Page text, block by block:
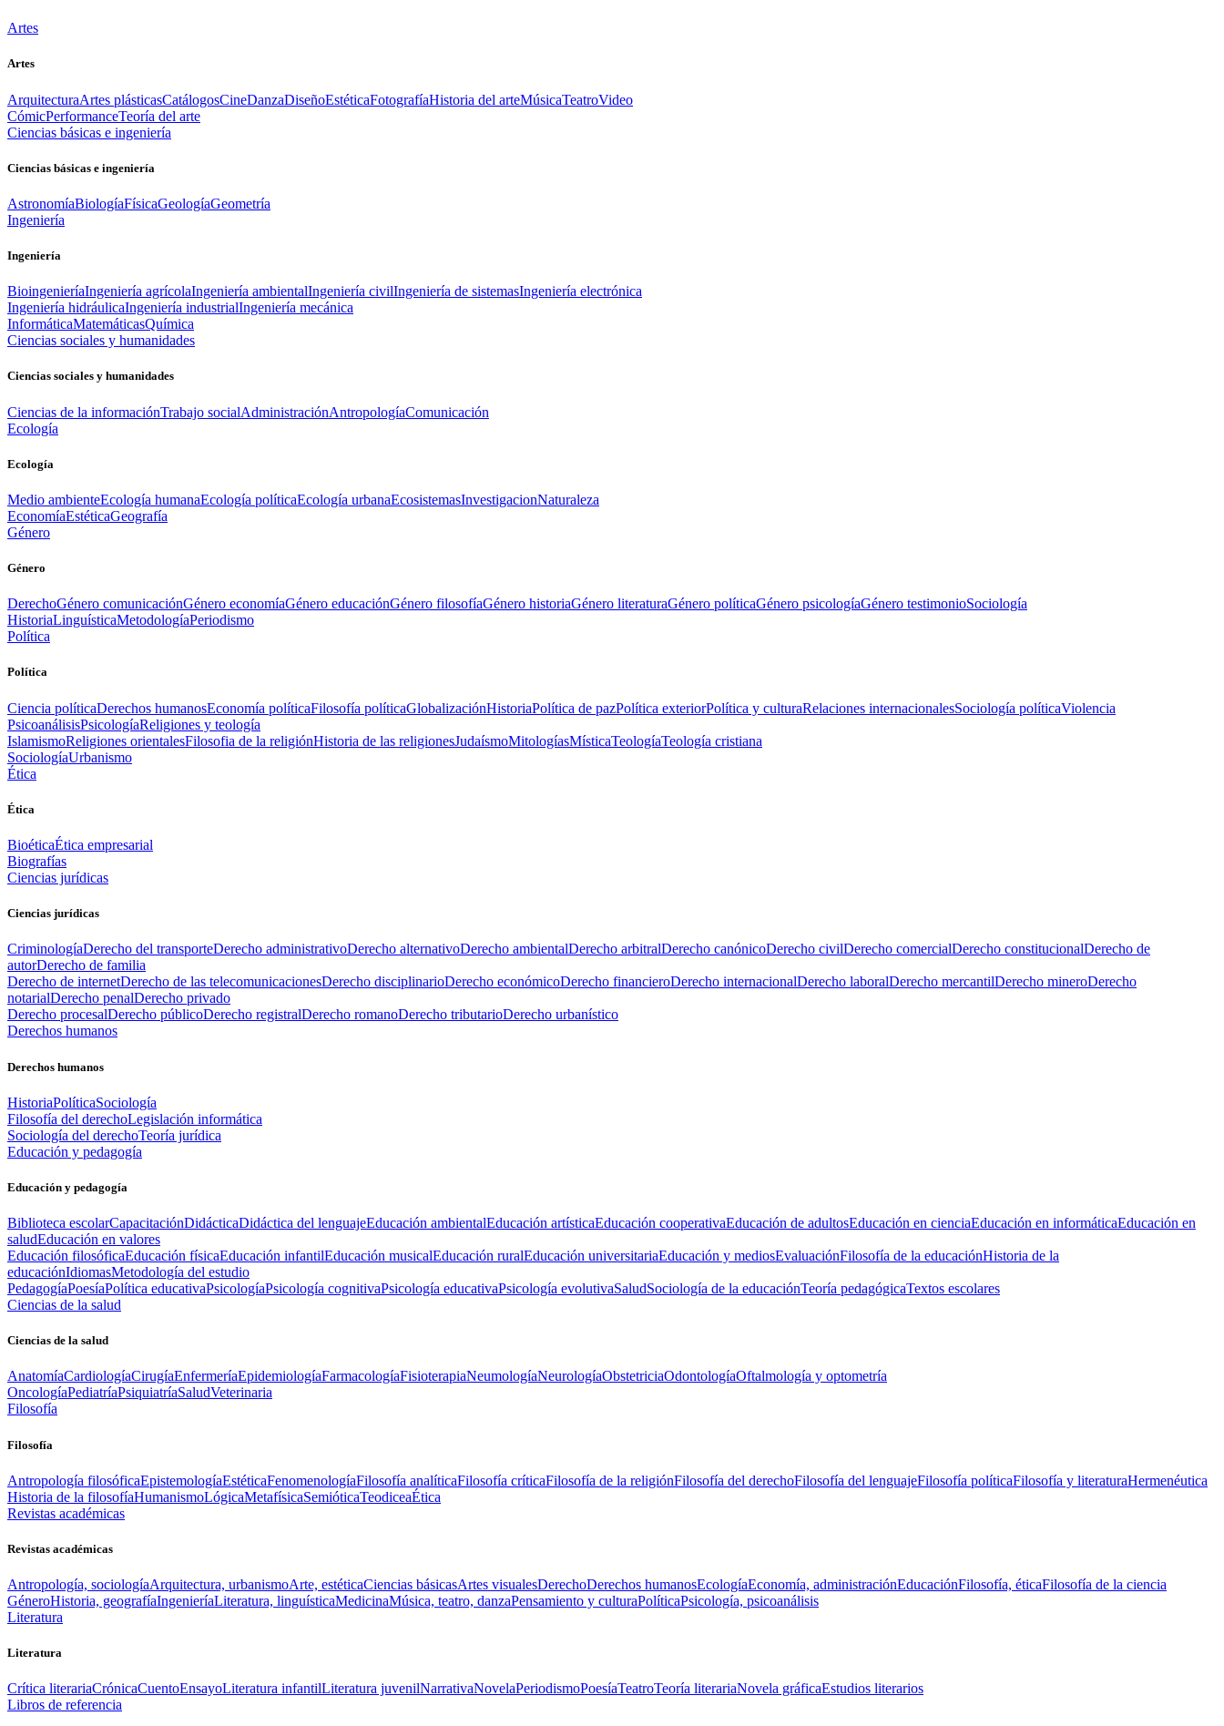
Artes
Artes
ArquitecturaArtes plásticasCatálogosCineDanzaDiseñoEstéticaFotografíaHistoria del arteMúsicaTeatroVideo
CómicPerformanceTeoría del arte
Ciencias básicas e ingeniería
Ciencias básicas e ingeniería
AstronomíaBiologíaFísicaGeologíaGeometría
Ingeniería
Ingeniería
BioingenieríaIngeniería agrícolaIngeniería ambientalIngeniería civilIngeniería de sistemasIngeniería electrónica
Ingeniería hidráulicaIngeniería industrialIngeniería mecánica
InformáticaMatemáticasQuímica
Ciencias sociales y humanidades
Ciencias sociales y humanidades
Ciencias de la informaciónTrabajo socialAdministraciónAntropologíaComunicación
Ecología
Ecología
Medio ambienteEcología humanaEcología políticaEcología urbanaEcosistemasInvestigacionNaturaleza
EconomíaEstéticaGeografía
Género
Género
DerechoGénero comunicaciónGénero economíaGénero educaciónGénero filosofíaGénero historiaGénero literaturaGénero políticaGénero psicologíaGénero testimonioSociología
HistoriaLinguísticaMetodologíaPeriodismo
Política
Política
Ciencia políticaDerechos humanosEconomía políticaFilosofía políticaGlobalizaciónHistoriaPolítica de pazPolítica exteriorPolítica y culturaRelaciones internacionalesSociología políticaViolencia
PsicoanálisisPsicologíaReligiones y teología
IslamismoReligiones orientalesFilosofia de la religiónHistoria de las religionesJudaísmoMitologíasMísticaTeologíaTeología cristiana
SociologíaUrbanismo
Ética
Ética
BioéticaÉtica empresarial
Biografías
Ciencias jurídicas
Ciencias jurídicas
CriminologíaDerecho del transporteDerecho administrativoDerecho alternativoDerecho ambientalDerecho arbitralDerecho canónicoDerecho civilDerecho comercialDerecho constitucionalDerecho de
autorDerecho de familia
Derecho de internetDerecho de las telecomunicacionesDerecho disciplinarioDerecho económicoDerecho financieroDerecho internacionalDerecho laboralDerecho mercantilDerecho mineroDerecho
notarialDerecho penalDerecho privado
Derecho procesalDerecho públicoDerecho registralDerecho romanoDerecho tributarioDerecho urbanístico
Derechos humanos
Derechos humanos
HistoriaPolíticaSociología
Filosofía del derechoLegislación informática
Sociología del derechoTeoría jurídica
Educación y pedagogía
Educación y pedagogía
Biblioteca escolarCapacitaciónDidácticaDidáctica del lenguajeEducación ambientalEducación artísticaEducación cooperativaEducación de adultosEducación en cienciaEducación en informáticaEducación en
saludEducación en valores
Educación filosóficaEducación físicaEducación infantilEducación musicalEducación ruralEducación universitariaEducación y mediosEvaluaciónFilosofía de la educaciónHistoria de la
educaciónIdiomasMetodología del estudio
PedagogíaPoesíaPolítica educativaPsicologíaPsicología cognitivaPsicología educativaPsicología evolutivaSaludSociología de la educaciónTeoría pedagógicaTextos escolares
Ciencias de la salud
Ciencias de la salud
AnatomíaCardiologíaCirugíaEnfermeríaEpidemiologíaFarmacologíaFisioterapiaNeumologíaNeurologíaObstetriciaOdontologíaOftalmología y optometría
OncologíaPediatríaPsiquiatríaSaludVeterinaria
Filosofía
Filosofía
Antropología filosóficaEpistemologíaEstéticaFenomenologíaFilosofía analíticaFilosofía críticaFilosofía de la religiónFilosofía del derechoFilosofía del lenguajeFilosofía políticaFilosofía y literaturaHermenéutica
Historia de la filosofíaHumanismoLógicaMetafísicaSemióticaTeodiceaÉtica
Revistas académicas
Revistas académicas
Antropología, sociologíaArquitectura, urbanismoArte, estéticaCiencias básicasArtes visualesDerechoDerechos humanosEcologíaEconomía, administraciónEducaciónFilosofía, éticaFilosofía de la ciencia
GéneroHistoria, geografíaIngenieríaLiteratura, linguísticaMedicinaMúsica, teatro, danzaPensamiento y culturaPolíticaPsicología, psicoanálisis
Literatura
Literatura
Crítica literariaCrónicaCuentoEnsayoLiteratura infantilLiteratura juvenilNarrativaNovelaPeriodismoPoesíaTeatroTeoría literariaNovela gráficaEstudios literarios
Libros de referencia